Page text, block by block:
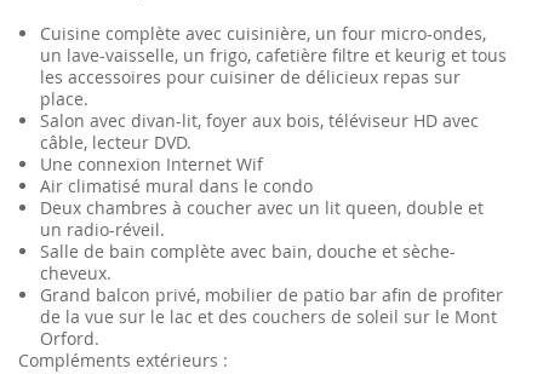
Cuisine complète avec cuisinière, un four micro-ondes,
un lave-vaisselle, un frigo, cafetière filtre et keurig et tous
les accessoires pour cuisiner de délicieux repas sur
place.
Salon avec divan-lit, foyer aux bois, téléviseur HD avec
câble, lecteur DVD.
Une connexion Internet Wif
Air climatisé mural dans le condo
Deux chambres à coucher avec un lit queen, double et
un radio-réveil.
Salle de bain complète avec bain, douche et sèche-
cheveux.
Grand balcon privé, mobilier de patio bar afin de profiter
de la vue sur le lac et des couchers de soleil sur le Mont
Orford.
Compléments extérieurs :